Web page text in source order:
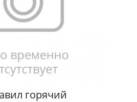
горячий